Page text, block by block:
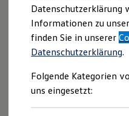
Branchenlösungen
Bau &
Service &
Kurier,
Feuerwehr
ONE Business ID
Fahrzeugsuche &
Hier finden Sie
FSN
als
Inhalten und
Datenschutzerklärung
Informationen zu
finden Sie in unserer
Datenschutzerklärung.
Folgende Kategorien
uns eingesetzt: